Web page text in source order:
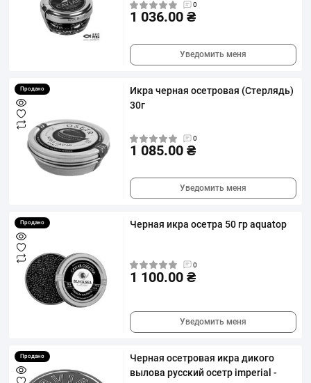
0
1 036.00 ₴
Уведомить меня
Продано
Икра черная осетровая (Стерлядь)
30г
0
1 085.00 ₴
Уведомить меня
Продано Черная икра осетра 50 гр aquatop
0
1 100.00 ₴
Уведомить меня
Продано
Черная осетровая икра дикого
вылова русский осетр imperial -